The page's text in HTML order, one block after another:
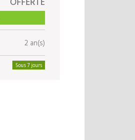
2 an(s)
Sous 7 jours